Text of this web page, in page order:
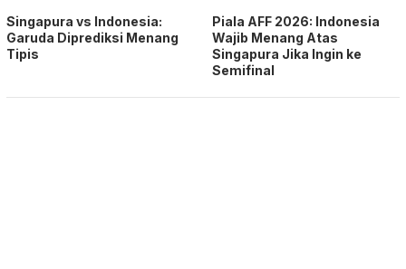
Singapura vs Indonesia:
Garuda Diprediksi Menang
Tipis
Piala AFF 2026: Indonesia
Wajib Menang Atas
Singapura Jika Ingin ke
Semifinal